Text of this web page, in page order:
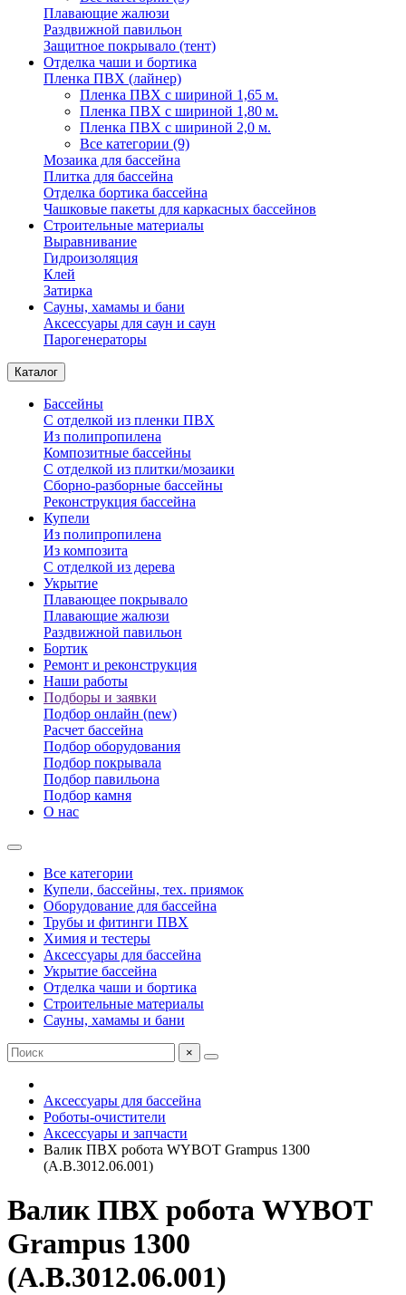
Плавающие жалюзи
Раздвижной павильон
Защитное покрывало (тент)
Отделка чаши и бортика
Пленка ПВХ (лайнер)
Пленка ПВХ с шириной 1,65 м.
Пленка ПВХ с шириной 1,80 м.
Пленка ПВХ с шириной 2,0 м.
Все категории (9)
Мозаика для бассейна
Плитка для бассейна
Отделка бортика бассейна
Чашковые пакеты для каркасных бассейнов
Строительные материалы
Выравнивание
Гидроизоляция
Клей
Затирка
Сауны, хамамы и бани
Аксессуары для саун и саун
Парогенераторы
Каталог
Бассейны
С отделкой из пленки ПВХ
Из полипропилена
Композитные бассейны
С отделкой из плитки/мозаики
Сборно-разборные бассейны
Реконструкция бассейна
Купели
Из полипропилена
Из композита
С отделкой из дерева
Укрытие
Плавающее покрывало
Плавающие жалюзи
Раздвижной павильон
Бортик
Ремонт и реконструкция
Наши работы
Подборы и заявки
Подбор онлайн (new)
Расчет бассейна
Подбор оборудования
Подбор покрывала
Подбор павильона
Подбор камня
О нас
Все категории
Купели, бассейны, тех. приямок
Оборудование для бассейна
Трубы и фитинги ПВХ
Химия и тестеры
Аксессуары для бассейна
Укрытие бассейна
Отделка чаши и бортика
Строительные материалы
Сауны, хамамы и бани
×
Аксессуары для бассейна
Роботы-очистители
Аксессуары и запчасти
Валик ПВХ робота WYBOT Grampus 1300
(A.B.3012.06.001)
Валик ПВХ робота WYBOT
Grampus 1300
(A.B.3012.06.001)